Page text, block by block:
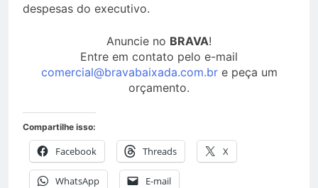
despesas do executivo.
Anuncie no BRAVA!
Entre em contato pelo e-mail
comercial@bravabaixada.com.bre peça um
orçamento.
Compartilhe isso:
Facebook Threads X
WhatsApp E-mail